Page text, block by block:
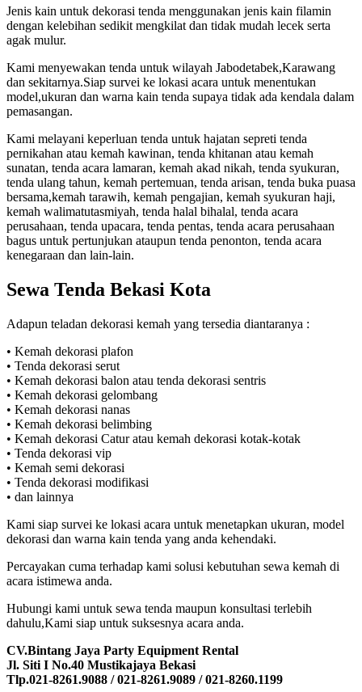
Jenis kain untuk dekorasi tenda menggunakan jenis kain filamin
dengan kelebihan sedikit mengkilat dan tidak mudah lecek serta
agak mulur.
Kami menyewakan tenda untuk wilayah Jabodetabek,Karawang
dan sekitarnya.Siap survei ke lokasi acara untuk menentukan
model,ukuran dan warna kain tenda supaya tidak ada kendala dalam
pemasangan.
Kami melayani keperluan tenda untuk hajatan sepreti tenda
pernikahan atau kemah kawinan, tenda khitanan atau kemah
sunatan, tenda acara lamaran, kemah akad nikah, tenda syukuran,
tenda ulang tahun, kemah pertemuan, tenda arisan, tenda buka puasa
bersama,kemah tarawih, kemah pengajian, kemah syukuran haji,
kemah walimatutasmiyah, tenda halal bihalal, tenda acara
perusahaan, tenda upacara, tenda pentas, tenda acara perusahaan
bagus untuk pertunjukan ataupun tenda penonton, tenda acara
kenegaraan dan lain-lain.
Sewa Tenda Bekasi Kota
Adapun teladan dekorasi kemah yang tersedia diantaranya :
• Kemah dekorasi plafon
• Tenda dekorasi serut
• Kemah dekorasi balon atau tenda dekorasi sentris
• Kemah dekorasi gelombang
• Kemah dekorasi nanas
• Kemah dekorasi belimbing
• Kemah dekorasi Catur atau kemah dekorasi kotak-kotak
• Tenda dekorasi vip
• Kemah semi dekorasi
• Tenda dekorasi modifikasi
• dan lainnya
Kami siap survei ke lokasi acara untuk menetapkan ukuran, model
dekorasi dan warna kain tenda yang anda kehendaki.
Percayakan cuma terhadap kami solusi kebutuhan sewa kemah di
acara istimewa anda.
Hubungi kami untuk sewa tenda maupun konsultasi terlebih
dahulu,Kami siap untuk suksesnya acara anda.
CV.Bintang Jaya Party Equipment Rental
Jl. Siti I No.40 Mustikajaya Bekasi
Tlp.021-8261.9088 / 021-8261.9089 / 021-8260.1199